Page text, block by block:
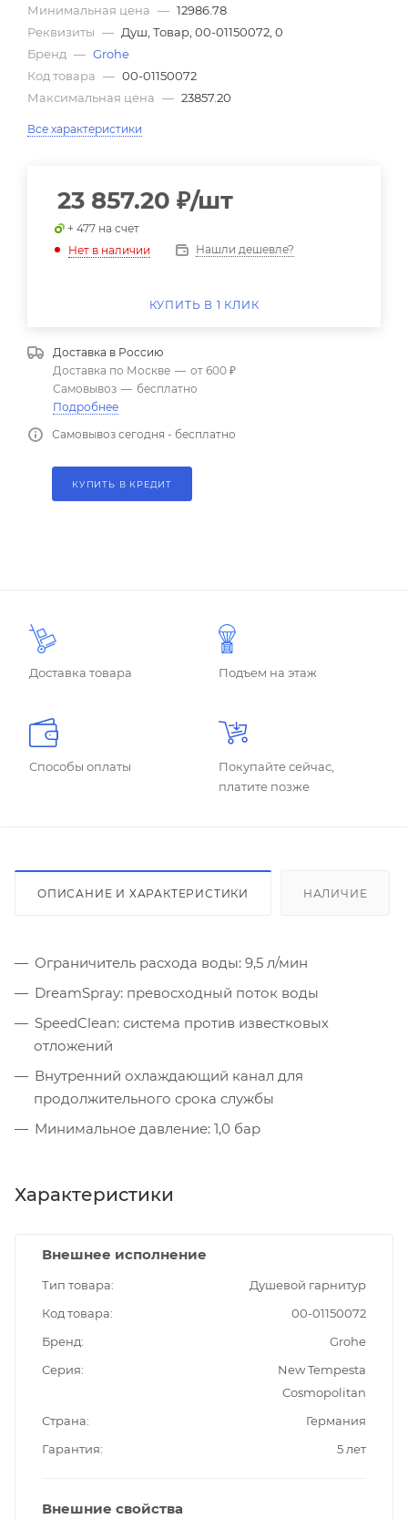
Минимальная цена — 12986.78
Реквизиты — Душ, Товар, 00-01150072, 0
Бренд — Grohe
Код товара — 00-01150072
Максимальная цена — 23857.20
Все характеристики
23 857.20 ₽/шт
+ 477 на счет
Нет в наличии
Нашли дешевле?
КУПИТЬ В 1 КЛИК
Доставка в Россию
Доставка по Москве — от 600 ₽
Самовывоз — бесплатно
Подробнее
Самовывоз сегодня - бесплатно
КУПИТЬ В КРЕДИТ
Доставка товара Подъем на этаж
Способы оплаты
Покупайте сейчас,
платите позже
ОПИСАНИЕ И ХАРАКТЕРИСТИКИ НАЛИЧИЕ
Ограничитель расхода воды: 9,5 л/мин
DreamSpray: превосходный поток воды
SpeedClean: система против известковых
отложений
Внутренний охлаждающий канал для
продолжительного срока службы
Минимальное давление: 1,0 бар
Характеристики
Внешнее исполнение
Тип товара
Душевой гарнитур
Код товара
00-01150072
Бренд
Grohe
Серия
New Tempesta
Cosmopolitan
Страна
Германия
Гарантия
5 лет
Внешние свойства